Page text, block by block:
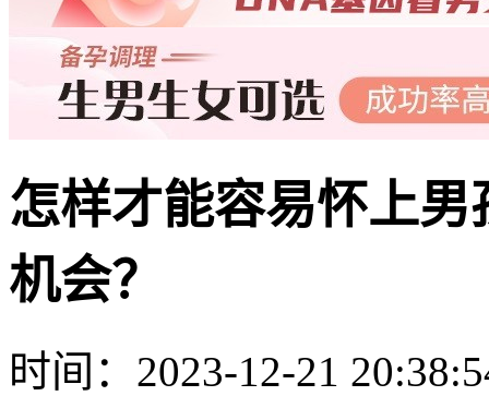
怎样才能容易怀上
机会？
时间：2023-12-21